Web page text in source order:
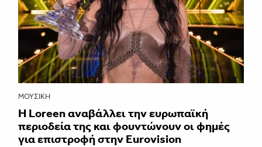
ΜΟΥΣΙΚΉ
Η Loreen αναβάλλει την ευρωπαϊκή
περιοδεία της και φουντώνουν οι φημές
για επιστροφή στην Eurovision